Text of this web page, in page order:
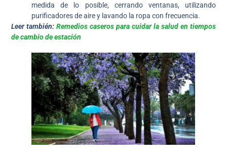
medida de lo posible, cerrando ventanas, utilizando
purificadores de aire y lavando la ropa con frecuencia.
Leer también:Remedios caseros para cuidar la salud en tiempos
de cambio de estación